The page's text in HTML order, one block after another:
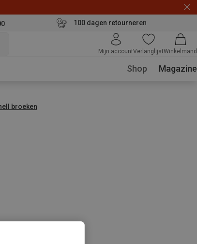
100 dagen retourneren
Mijn accountVerlanglijstWinkelmand
Shop Magazine
broeken